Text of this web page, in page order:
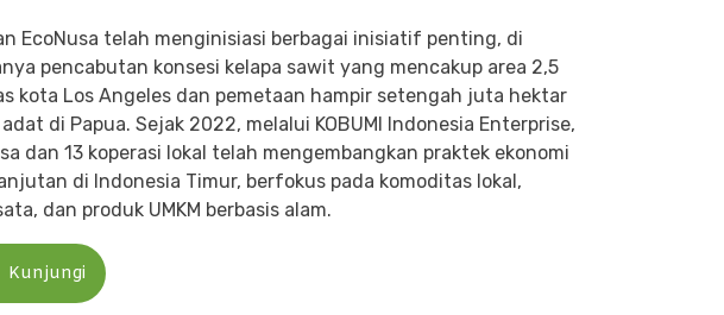
EcoNusa telah menginisiasi berbagai inisiatif penting, di
pencabutan konsesi kelapa sawit yang mencakup area 2,5
kota Los Angeles dan pemetaan hampir setengah juta hektar
di Papua. Sejak 2022, melalui KOBUMI Indonesia Enterprise,
dan 13 koperasi lokal telah mengembangkan praktek ekonomi
di Indonesia Timur, berfokus pada komoditas lokal,
dan produk UMKM berbasis alam.
Kunjungi